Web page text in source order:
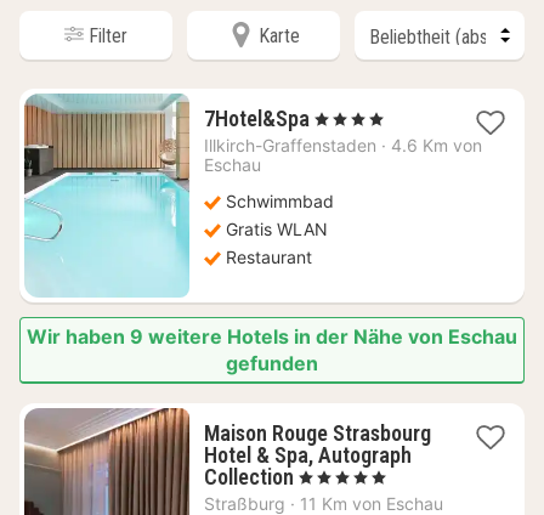
Filter Karte
7Hotel&Spa 1
Nacht
€
, 4 Sterne
Illkirch-Graffenstaden · 4.6 Km von
Eschau
Schwimmbad
Gratis WLAN
Restaurant
Wir haben 9 weitere Hotels in der Nähe von Eschau
gefunden
Maison Rouge Strasbourg
Hotel & Spa, Autograph
Collection 1
Nacht
, 5 Sterne
Straßburg · 11 Km von Eschau